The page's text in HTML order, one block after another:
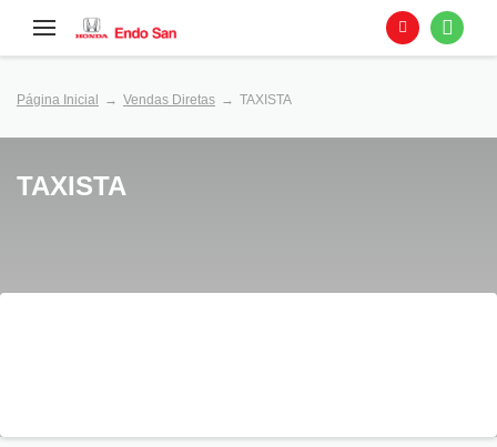
Página Inicial Vendas Diretas TAXISTA
TAXISTA